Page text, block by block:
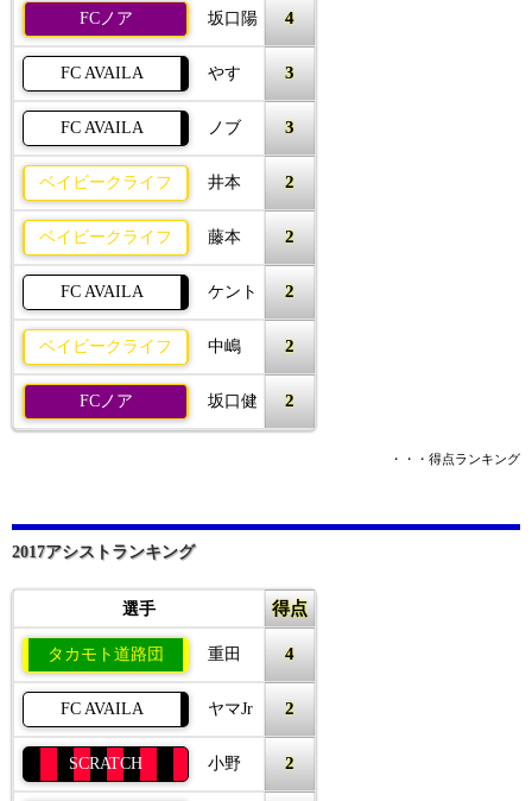
FCノア 坂口陽 4
FC AVAILA やす 3
FC AVAILA ノブ 3
ベイビークライフ 井本 2
ベイビークライフ 藤本 2
FC AVAILA ケント 2
ベイビークライフ 中嶋 2
FCノア 坂口健 2
・・・得点ランキング
2017アシストランキング
選手 得点
タカモト道路団 重田 4
FC AVAILA ヤマJr 2
SCRATCH 小野 2